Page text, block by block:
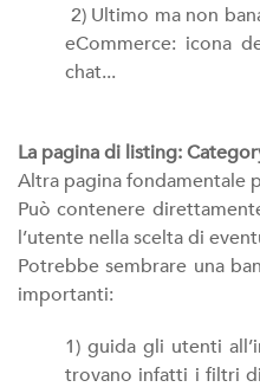
2) Ultimo ma non
eCommerce: icona
chat...
La pagina di listing:
Altra pagina fondamentale
Può contenere
l’utente nella scelta di
Potrebbe sembrare una
importanti:
1) guida gli utenti
trovano infatti i filtri